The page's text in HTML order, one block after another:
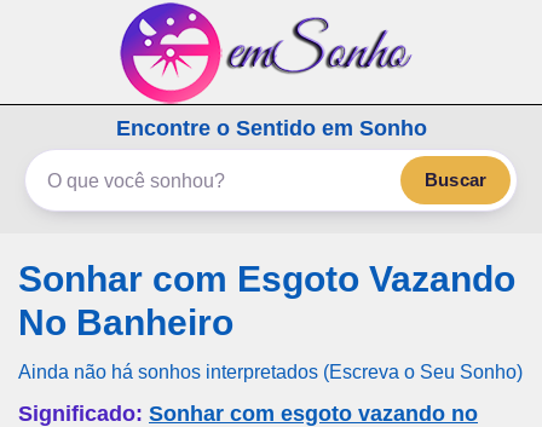
emSonho.com
Os sonhos significam mais
Encontre o Sentido em Sonho
Buscar
Sonhar com Esgoto Vazando
No Banheiro
Ainda não há sonhos interpretados (Escreva o Seu Sonho)
Significado: Sonhar com esgoto vazando no